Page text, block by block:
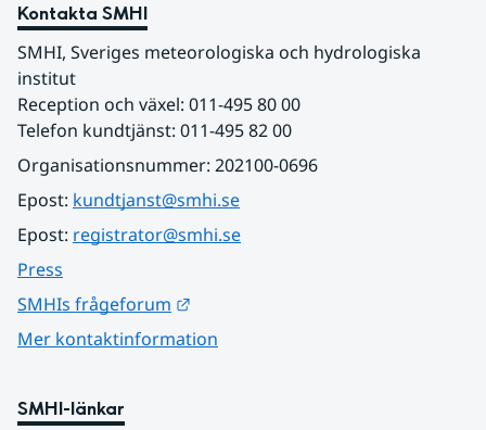
Kontakta SMHI
SMHI, Sveriges meteorologiska och hydrologiska
institut
Reception och växel: 011-495 80 00
Telefon kundtjänst: 011-495 82 00
Organisationsnummer: 202100-0696
Epost: kundtjanst@smhi.se
Epost: registrator@smhi.se
Press
SMHIs frågeforum
Mer kontaktinformation
SMHI-länkar